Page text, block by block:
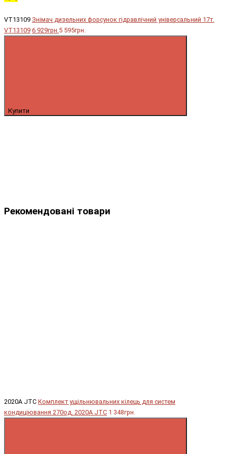
VT13109 Знімач дизельних форсунок гідравлічний універсальний 17т.
VT13109 6 929грн.5 595грн.
Купити
Рекомендовані товари
2020A JTC Комплект ущільнювальних кілець для систем
кондиціювання 270од. 2020A JTC 1 348грн.